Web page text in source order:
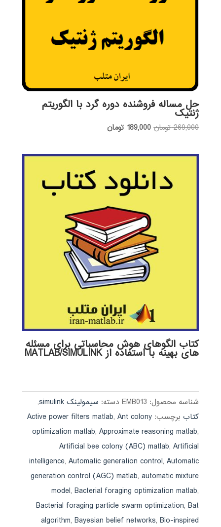
حل مساله فروشنده دوره گرد با الگوریتم
ژنتیک
269,000 تومان قیمت
189,000 تومانقیمت
کتاب الگوهای هوش محاسباتی برای مسئله
های بهینه با استفاده از MATLAB/SIMULINK
شناسه محصول: EMB013 دسته: سیمولینک simulink
,
کتاب برچسب: Active power filters matlab,Ant colony
optimization matlab,Approximate reasoning matlab,
Artificial bee colony (ABC) matlab,Artificial
intelligence,Automatic generation control,Automatic
generation control (AGC) matlab,automatic mixture
model,Bacterial foraging optimization matlab,
Bacterial foraging particle swarm optimization,Bat
algorithm,Bayesian belief networks,Bio-inspired